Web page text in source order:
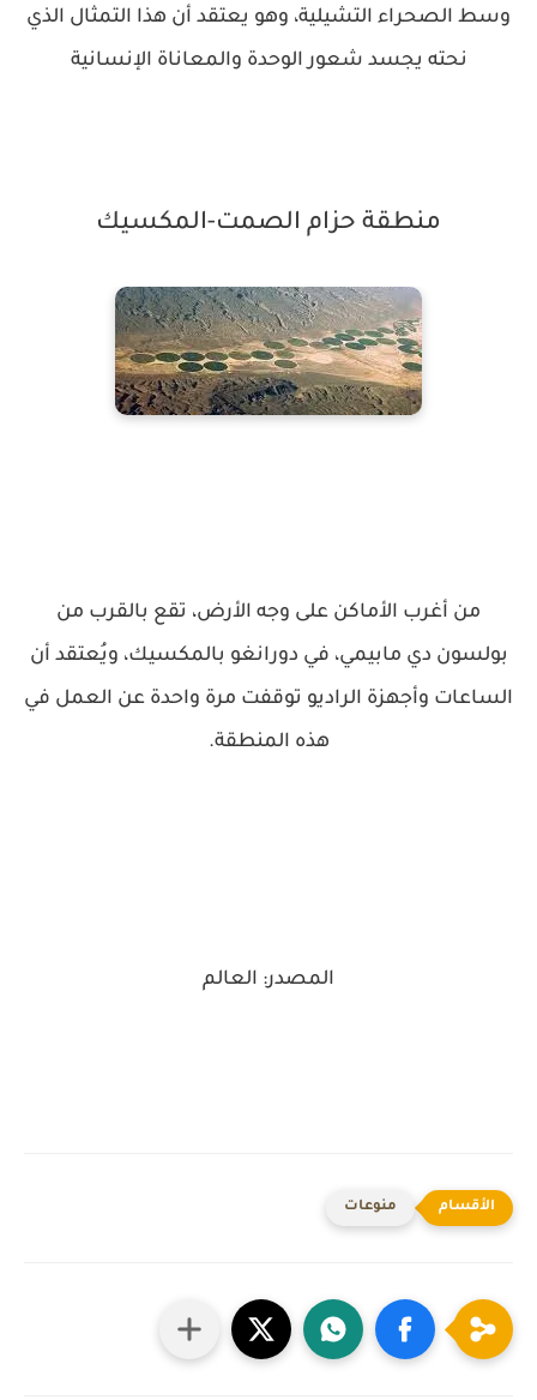
وسط الصحراء التشيلية، وهو يعتقد أن هذا التمثال الذي
نحته يجسد شعور الوحدة والمعاناة الإنسانية
منطقة حزام الصمت-المكسيك
من أغرب الأماكن على وجه الأرض، تقع بالقرب من
بولسون دي مابيمي، في دورانغو بالمكسيك، ويُعتقد أن
الساعات وأجهزة الراديو توقفت مرة واحدة عن العمل في
هذه المنطقة.
المصدر: العالم
منوعات